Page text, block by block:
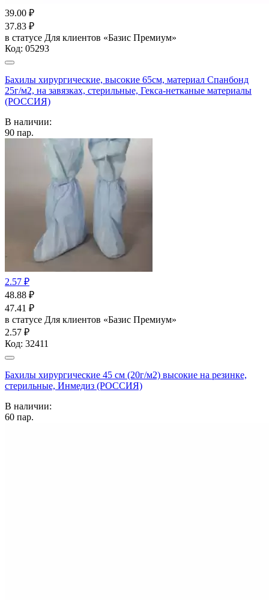
39.00 ₽
37.83 ₽
в статусе Для клиентов «Базис Премиум»
Код: 05293
Бахилы хирургические, высокие 65см, материал Спанбонд
25г/м2, на завязках, стерильные, Гекса-нетканые материалы
(РОССИЯ)
В наличии:
90 пар.
2.57 ₽
48.88 ₽
47.41 ₽
в статусе Для клиентов «Базис Премиум»
2.57 ₽
Код: 32411
Бахилы хирургические 45 см (20г/м2) высокие на резинке,
стерильные, Инмедиз (РОССИЯ)
В наличии:
60 пар.